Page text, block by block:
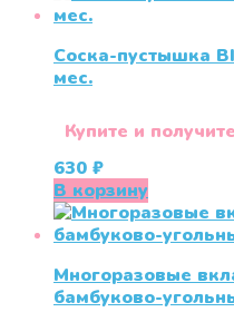
Соска-пустышка
меc.
Купите и
630 ₽
В корзину
Многоразовые
бамбуково-